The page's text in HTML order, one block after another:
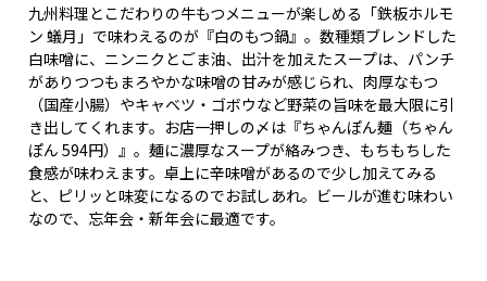
九州料理とこだわりの牛もつメニューが楽しめる「鉄板ホルモ
ン 蟻月」で味わえるのが『白のもつ鍋』。数種類ブレンドした
白味噌に、ニンニクとごま油、出汁を加えたスープは、パンチ
がありつつもまろやかな味噌の甘みが感じられ、肉厚なもつ
（国産小腸）やキャベツ・ゴボウなど野菜の旨味を最大限に引
き出してくれます。お店一押しの〆は『ちゃんぽん麺（ちゃん
ぽん 594円）』。麺に濃厚なスープが絡みつき、もちもちした
食感が味わえます。卓上に辛味噌があるので少し加えてみる
と、ピリッと味変になるのでお試しあれ。ビールが進む味わい
なので、忘年会・新年会に最適です。